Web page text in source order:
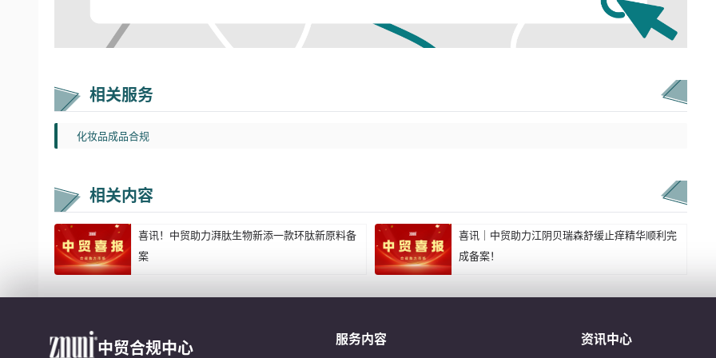
相关服务
化妆品成品合规
相关内容
喜讯！中贸助力湃肽生物新添一款环肽新原料备
案
喜讯｜中贸助力江阴贝瑞森舒缓止痒精华顺利完
成备案！
中贸合规中心 服务内容 资讯中心